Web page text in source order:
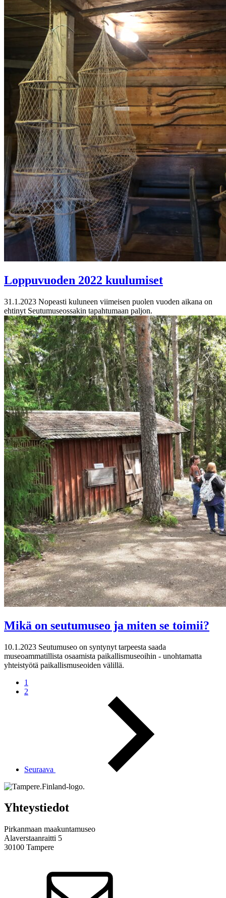
Loppuvuoden 2022 kuulumiset
31.1.2023 Nopeasti kuluneen viimeisen puolen vuoden aikana on
ehtinyt Seutumuseossakin tapahtumaan paljon.
Mikä on seutumuseo ja miten se toimii?
10.1.2023 Seutumuseo on syntynyt tarpeesta saada
museoammatillista osaamista paikallismuseoihin - unohtamatta
yhteistyötä paikallismuseoiden välillä.
1
2
Seuraava
Yhteystiedot
Pirkanmaan maakuntamuseo
Alaverstaanraitti 5
30100 Tampere